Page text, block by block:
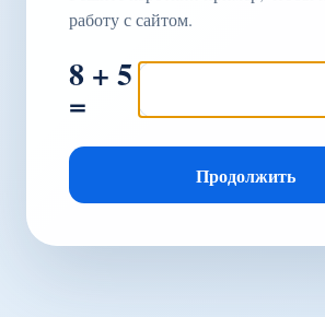
работу с сайтом.
8 + 5
=
Продолжить